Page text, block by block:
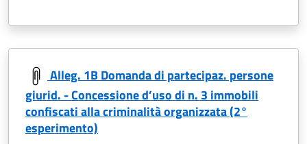
Alleg. 1B Domanda di partecipaz. persone
giurid. - Concessione d’uso di n. 3 immobili
confiscati alla criminalità organizzata (2°
esperimento)